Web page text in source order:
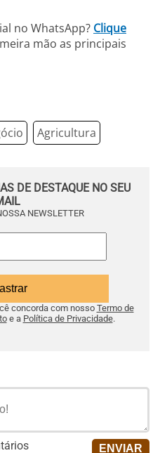
no WhatsApp? Clique
mão as principais
Agricultura
DE DESTAQUE NO SEU
NEWSLETTER
concorda com nosso Termo de
e a Política de Privacidade.